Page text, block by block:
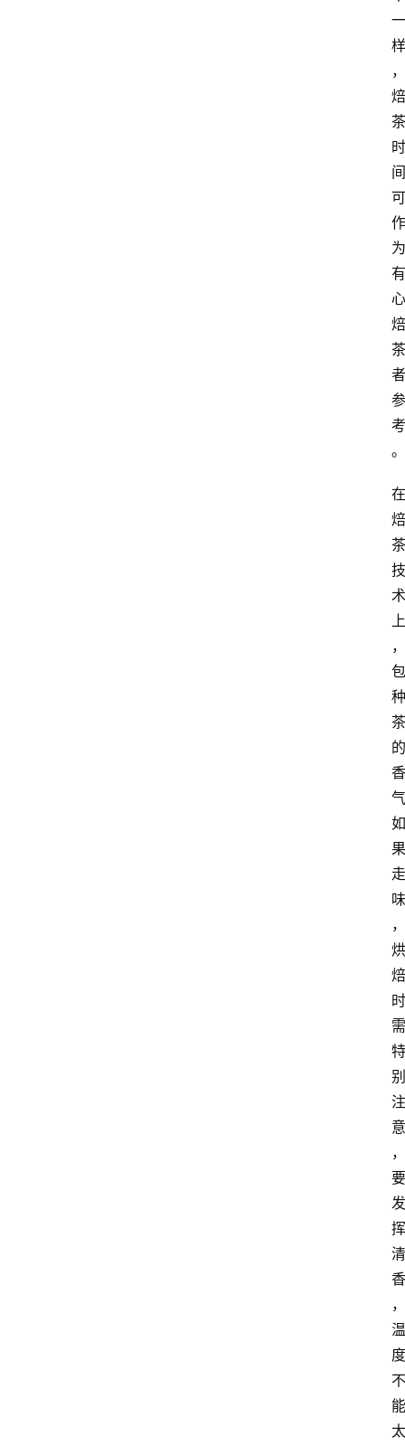
一
样
，
焙
茶
时
间
可
作
为
有
心
焙
茶
者
参
考
。
在
焙
茶
技
术
上
，
包
种
茶
的
香
气
如
果
走
味
，
烘
焙
时
需
特
别
注
意
，
要
发
挥
清
香
，
温
度
不
能
太